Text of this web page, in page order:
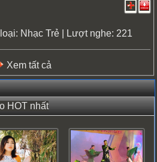
Nhạc Trẻ | Lượt nghe: 221
Xem tất cả
HOT nhất